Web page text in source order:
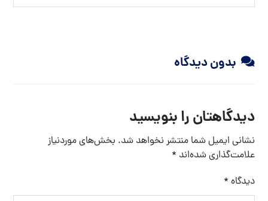
بدون دیدگاه
دیدگاهتان را بنویسید
نشانی ایمیل شما منتشر نخواهد شد. بخش‌های موردنیاز
علامت‌گذاری شده‌اند *
دیدگاه *